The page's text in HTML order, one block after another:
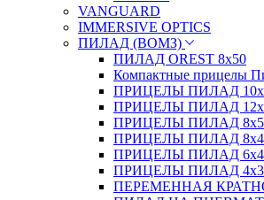
VANGUARD
IMMERSIVE OPTICS
ПИЛАД (ВОМЗ)
ПИЛАД OREST 8х50
Компактные прицелы
ПРИЦЕЛЫ ПИЛАД
ПРИЦЕЛЫ ПИЛАД
ПРИЦЕЛЫ ПИЛАД
ПРИЦЕЛЫ ПИЛАД
ПРИЦЕЛЫ ПИЛАД
ПРИЦЕЛЫ ПИЛАД
ПЕРЕМЕННАЯ